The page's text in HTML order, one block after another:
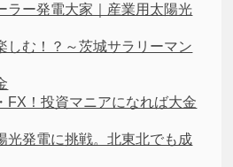
ラー発電大家｜産業用太陽光
しむ！？～茨城サラリーマン
FX！投資マニアになれば大金
光発電に挑戦。北東北でも成